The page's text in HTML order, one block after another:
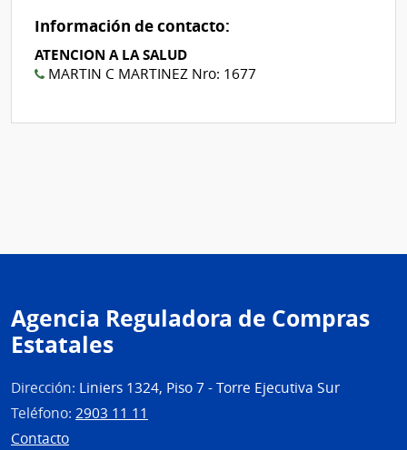
Información de contacto:
ATENCION A LA SALUD
MARTIN C MARTINEZ Nro: 1677
Agencia Reguladora de Compras
Estatales
Dirección: Liniers 1324, Piso 7 - Torre Ejecutiva Sur
Teléfono: 2903 11 11
Contacto